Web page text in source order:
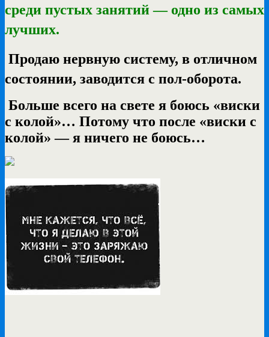
среди пустых занятий — одно из самых
лучших.
Продаю нервную систему, в отличном
состоянии, заводится с пол-оборота.
Больше всего на свете я боюсь «виски
с колой»… Потому что после «виски с
колой» — я ничего не боюсь…